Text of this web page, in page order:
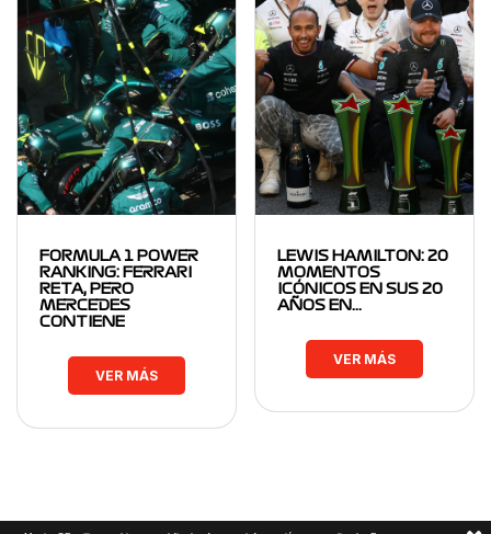
FORMULA 1 POWER
RANKING: FERRARI
RETA, PERO
MERCEDES
CONTIENE
VER MÁS
LEWIS HAMILTON: 20
MOMENTOS
ICÓNICOS EN SUS 20
AÑOS EN…
VER MÁS